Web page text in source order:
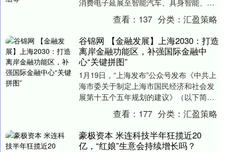
消费电子延展至智能汽车、具身智能、商
业航天三大高增长赛道智股策略，实现了
多领域的深度战略....
查看： 137 分类：汇盈策略
谷锦网 【金融发展】上海2030：打造
离岸金融功能区，补强国际金融中
心“关键拼图”
1月19日，“上海发布”公众号发布《中共上
海市委关于制定上海市国民经济和社会发
展第十五个五年规划的建议》（以下简称
上海“十五五”规划建议），擘画了上海未来
查看： 177 分类：汇盈策略
豪极资本 米连科技半年狂揽近20
亿，“红娘”生意会持续增长吗？